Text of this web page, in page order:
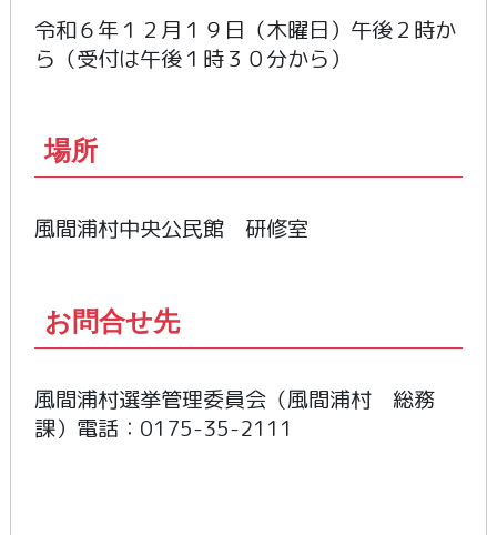
令和６年１２月１９日（木曜日）午後２時か
ら（受付は午後１時３０分から）
場所
風間浦村中央公民館 研修室
お問合せ先
風間浦村選挙管理委員会（風間浦村 総務
課）電話：0175-35-2111